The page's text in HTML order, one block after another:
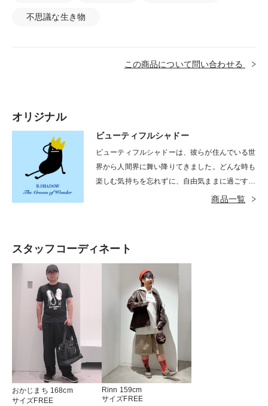
不思議な生き物
この商品について問い合わせる
オリジナル
ビューティフルシャドー
ビューティフルシャドーは、彼らが住んでいる世
界から人間界に舞い降りてきました。どんな時も
楽しむ気持ちを忘れずに、自由気ままに過ごすイ
タズラ好き。長い手足であちこちと縦横無尽に動
商品一覧
スタッフコーディネート
おかじまち 168cm
サイズFREE
Rinn 159cm
サイズFREE